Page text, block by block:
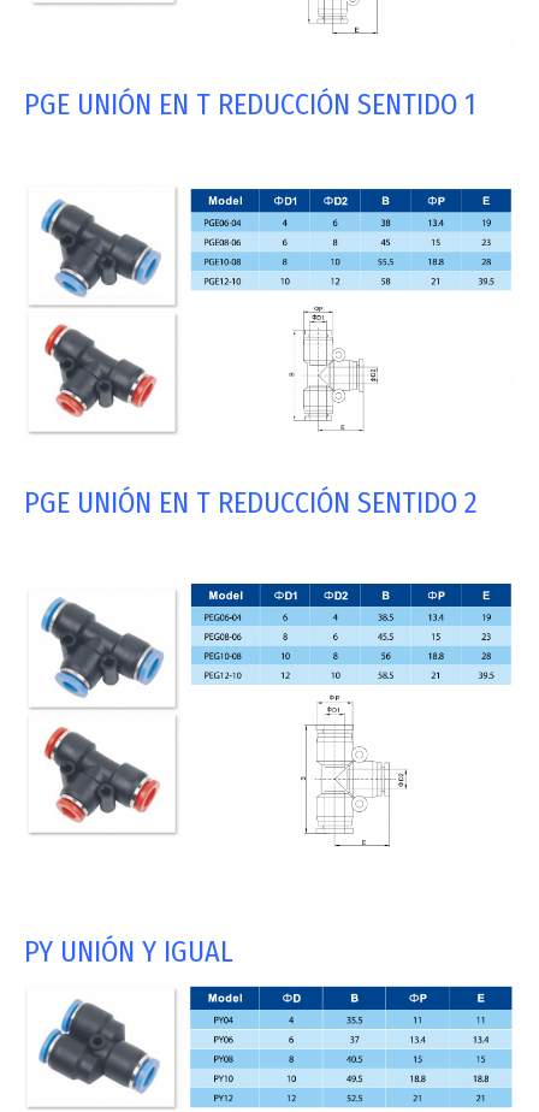
PGE UNIÓN EN T REDUCCIÓN SENTIDO 1
PGE UNIÓN EN T REDUCCIÓN SENTIDO 2
PY UNIÓN Y IGUAL